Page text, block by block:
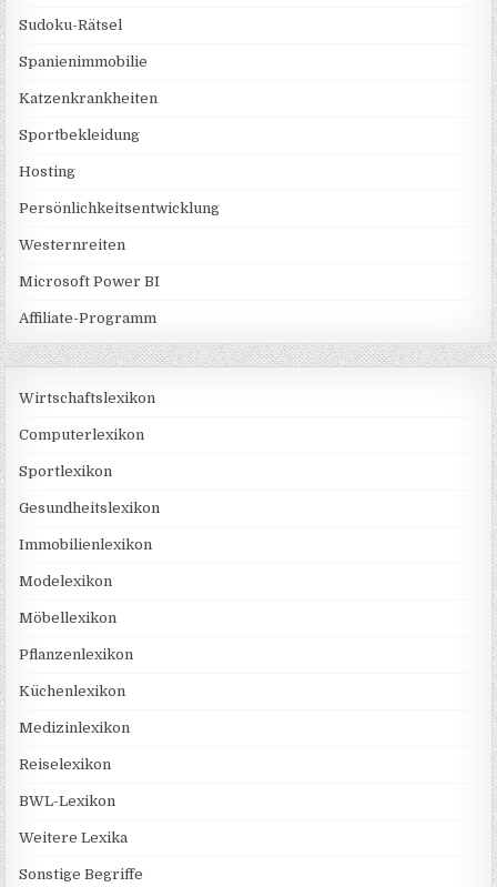
Sudoku-Rätsel
Spanienimmobilie
Katzenkrankheiten
Sportbekleidung
Hosting
Persönlichkeitsentwicklung
Westernreiten
Microsoft Power BI
Affiliate-Programm
Wirtschaftslexikon
Computerlexikon
Sportlexikon
Gesundheitslexikon
Immobilienlexikon
Modelexikon
Möbellexikon
Pflanzenlexikon
Küchenlexikon
Medizinlexikon
Reiselexikon
BWL-Lexikon
Weitere Lexika
Sonstige Begriffe